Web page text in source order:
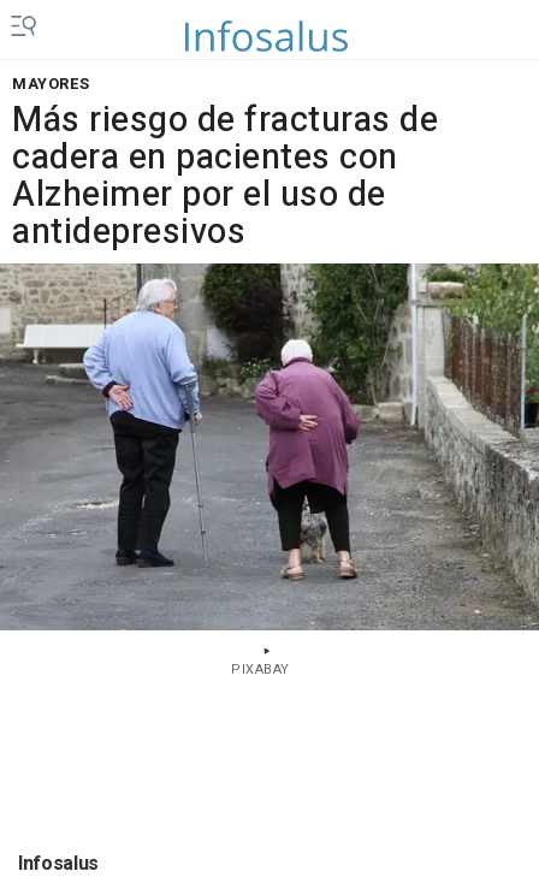
MAYORES
Más riesgo de fracturas de
cadera en pacientes con
Alzheimer por el uso de
antidepresivos
PIXABAY
Infosalus